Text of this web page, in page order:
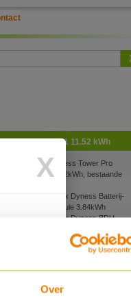
Over
X
Pro HV T11 11.52 kWh
Dyness Tower Pro
11.52kWh, bestaande
3x Dyness Batterij-
module 3.84kWh
1x Dyness BDU
Pro HV T11 11.52 kWh